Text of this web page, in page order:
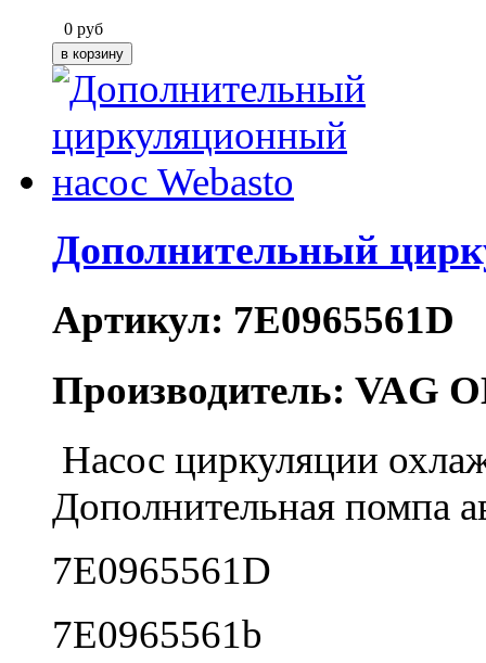
0 руб
Дополнительный
Артикул: 7E0965561D
Производитель: VAG
Насос циркуляции
Дополнительная помпа
7E0965561D
7E0965561b